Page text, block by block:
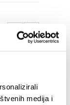
medija i